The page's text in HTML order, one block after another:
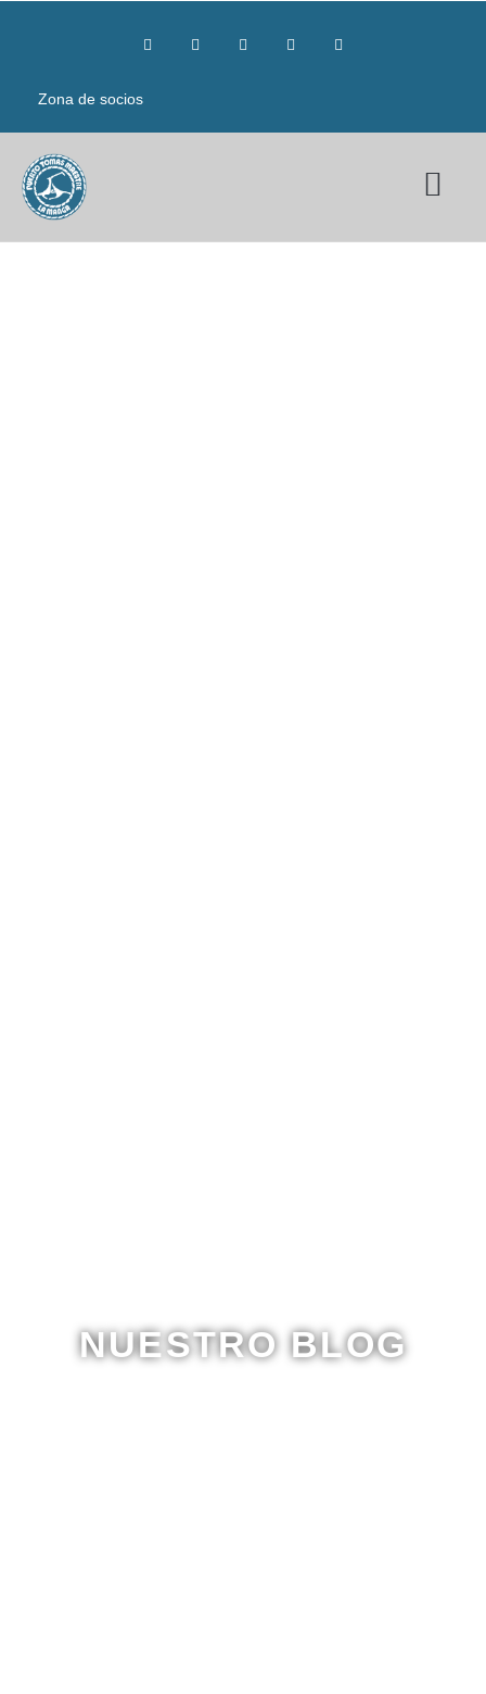
Zona de socios
NUESTRO BLOG